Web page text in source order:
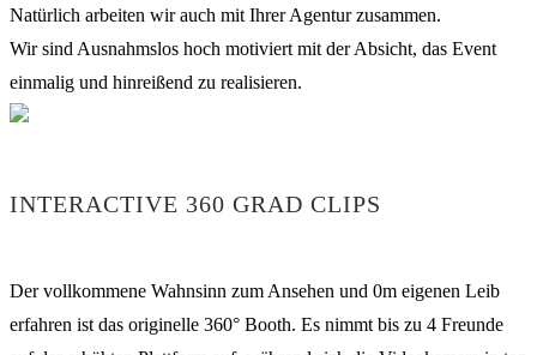
Natürlich arbeiten wir auch mit Ihrer Agentur zusammen.
Wir sind Ausnahmslos hoch motiviert mit der Absicht, das Event
einmalig und hinreißend zu realisieren.
INTERACTIVE 360 GRAD CLIPS
Der vollkommene Wahnsinn zum Ansehen und 0m eigenen Leib
erfahren ist das originelle 360° Booth. Es nimmt bis zu 4 Freunde